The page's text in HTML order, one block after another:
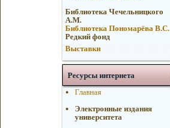
Библиотека Чечельницкого
А.М.
Библиотека Пономарёва В.С.
Редкий фонд
Выставки
Ресурсы интернета
Главная
Электронные издания
университета